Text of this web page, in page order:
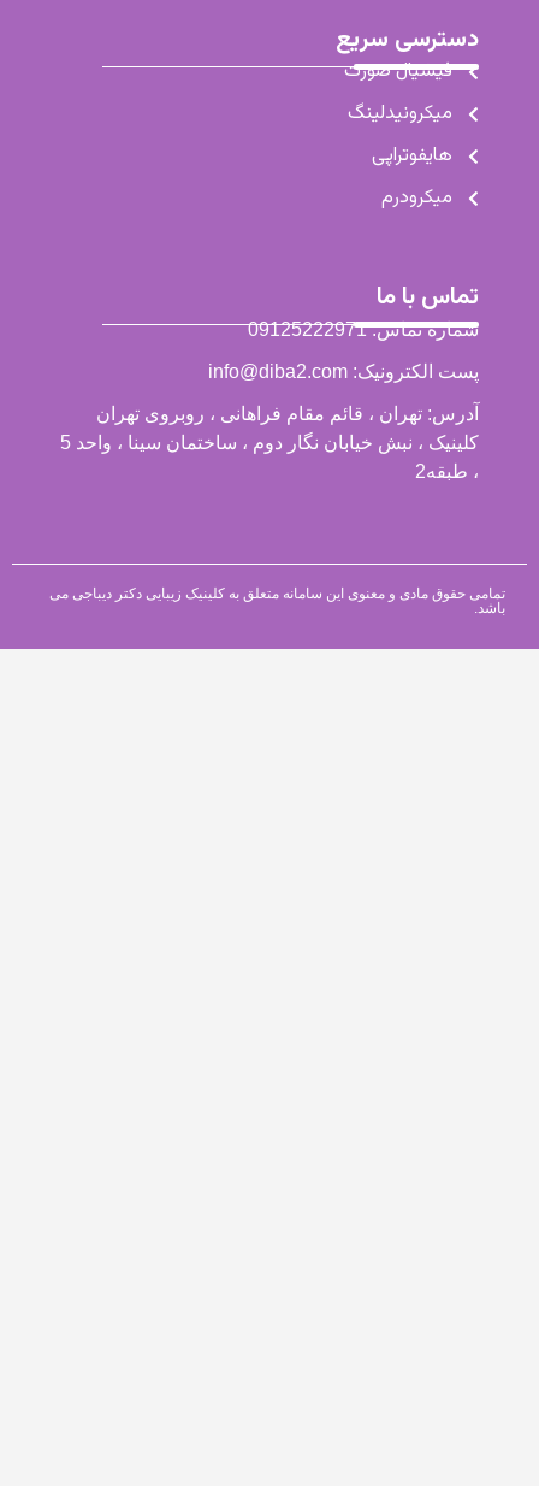
دسترسی سریع
فیشیال صورت
میکرونیدلینگ
هایفوتراپی
میکرودرم
تماس با ما
شماره تماس: 09125222971
پست الکترونیک: info@diba2.com
آدرس: تهران ، قائم مقام فراهانی ، روبروی تهران
کلینیک ، نبش خیابان نگار دوم ، ساختمان سینا ، واحد 5
، طبقه2
تمامی حقوق مادی و معنوی این سامانه متعلق به کلینیک زیبایی دکتر دیباجی می
باشد.